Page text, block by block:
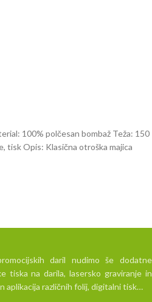
100% polčesan bombaž Teža: 150
tisk Opis: Klasična otroška majica
daril nudimo še dodatne
tiska na darila, lasersko graviranje in
aplikacija različnih folij, digitalni tisk…